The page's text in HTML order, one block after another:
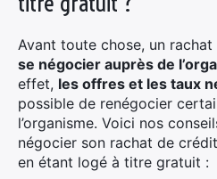
Avant toute chose, un
se négocier auprès de
effet, les offres et les taux
possible de renégocier
l’organisme. Voici nos
négocier son rachat de
en étant logé à titre gratuit :